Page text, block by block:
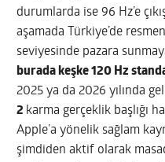
durumlarda ise 96 Hz’e
aşamada Türkiye’de
seviyesinde pazara
burada keşke 120 Hz
2025 ya da 2026 yılında
2 karma gerçeklik başlığı
Apple’a yönelik sağlam
şimdiden aktif olarak